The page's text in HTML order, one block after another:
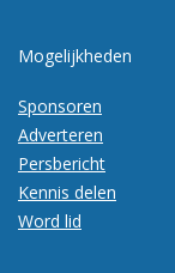
Mogelijkheden
Sponsoren
Adverteren
Persbericht
Kennis delen
Word lid